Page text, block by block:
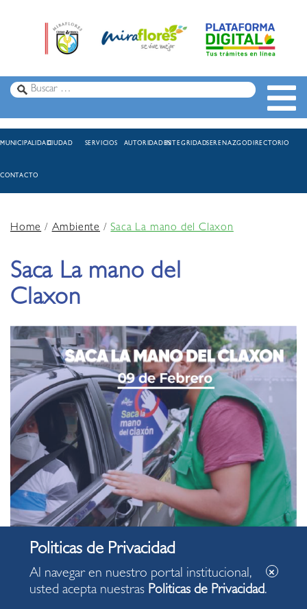
MUNICIPALIDADCIUDAD SERVICIOS AUTORIDADESINTEGRIDADSERENAZGODIRECTORIO
CONTACTO
Home/Ambiente /Saca La mano del Claxon
Saca La mano del
Claxon
Al navegar en nuestro portal institucional,
usted acepta nuestras Politicas de Privacidad.